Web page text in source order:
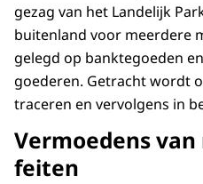
gezag van het Landelijk
buitenland voor meerdere
gelegd op banktegoeden
goederen. Getracht wordt
traceren en vervolgens in
Vermoedens
feiten